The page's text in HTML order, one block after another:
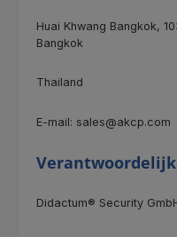
Huai Khwang Bangkok,
Bangkok
Thailand
E-mail: sales@akcp.com
Didactum® Security